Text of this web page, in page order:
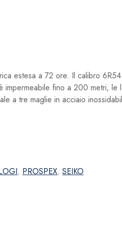
estesa a 72 ore. Il calibro
fino a 200 metri, le
a tre maglie in acciaio
, PROSPEX, SEIKO